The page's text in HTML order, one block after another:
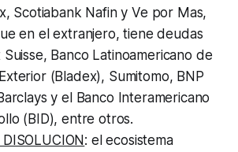
Scotiabank Nafin y Ve por Mas,
en el extranjero, tiene deudas
Banco Latinoamericano de
(Bladex), Sumitomo, BNP
y el Banco Interamericano
(BID), entre otros.
: el ecosistema